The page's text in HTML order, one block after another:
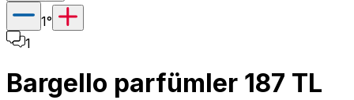
1°
1
Bargello parfümler 187 TL